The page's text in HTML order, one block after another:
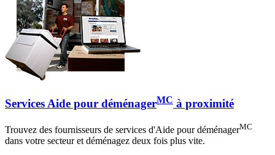
Services Aide pour déménagerMC à proximité
Trouvez des fournisseurs de services d'Aide pour déménagerMC
dans votre secteur et déménagez deux fois plus vite.